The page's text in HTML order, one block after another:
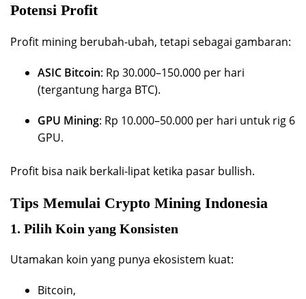
Potensi Profit
Profit mining berubah-ubah, tetapi sebagai gambaran:
ASIC Bitcoin: Rp 30.000–150.000 per hari
(tergantung harga BTC).
GPU Mining: Rp 10.000–50.000 per hari untuk rig 6
GPU.
Profit bisa naik berkali-lipat ketika pasar bullish.
Tips Memulai Crypto Mining Indonesia
1. Pilih Koin yang Konsisten
Utamakan koin yang punya ekosistem kuat:
Bitcoin,